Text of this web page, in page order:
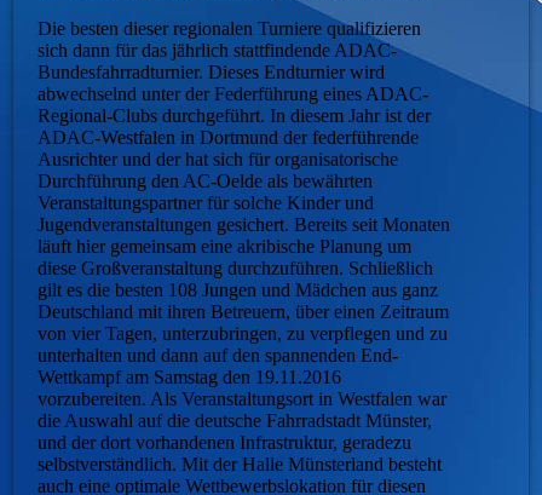
Die besten dieser regionalen Turniere qualifizieren
sich dann für das jährlich stattfindende ADAC-
Bundesfahrradturnier. Dieses Endturnier wird
abwechselnd unter der Federführung eines ADAC-
Regional-Clubs durchgeführt. In diesem Jahr ist der
ADAC-Westfalen in Dortmund der federführende
Ausrichter und der hat sich für organisatorische
Durchführung den AC-Oelde als bewährten
Veranstaltungspartner für solche Kinder und
Jugendveranstaltungen gesichert. Bereits seit Monaten
läuft hier gemeinsam eine akribische Planung um
diese Großveranstaltung durchzuführen. Schließlich
gilt es die besten 108 Jungen und Mädchen aus ganz
Deutschland mit ihren Betreuern, über einen Zeitraum
von vier Tagen, unterzubringen, zu verpflegen und zu
unterhalten und dann auf den spannenden End-
Wettkampf am Samstag den 19.11.2016
vorzubereiten. Als Veranstaltungsort in Westfalen war
die Auswahl auf die deutsche Fahrradstadt Münster,
und der dort vorhandenen Infrastruktur, geradezu
selbstverständlich. Mit der Halle Münsterland besteht
auch eine optimale Wettbewerbslokation für diesen